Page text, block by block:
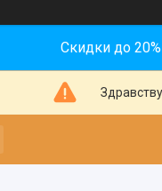
Скидки до